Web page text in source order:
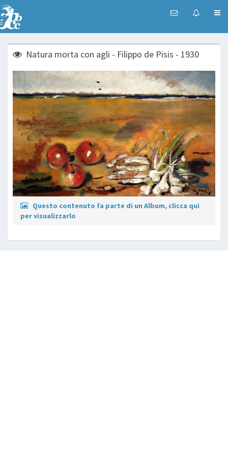
Natura morta con agli - Filippo de Pisis - 1930
Questo contenuto fa parte di un Album, clicca qui
per visualizzarlo